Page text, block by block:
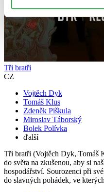
Tři bratři
CZ
Vojtěch Dyk
Tomáš Klus
Zdeněk Piškula
Miroslav Táborský
Bolek Polívka
ďalší
Tři bratři (Vojtěch Dyk, Tomáš
do světa na zkušenou, aby si
hospodářství. Sourozenci při
do slavných pohádek, ve